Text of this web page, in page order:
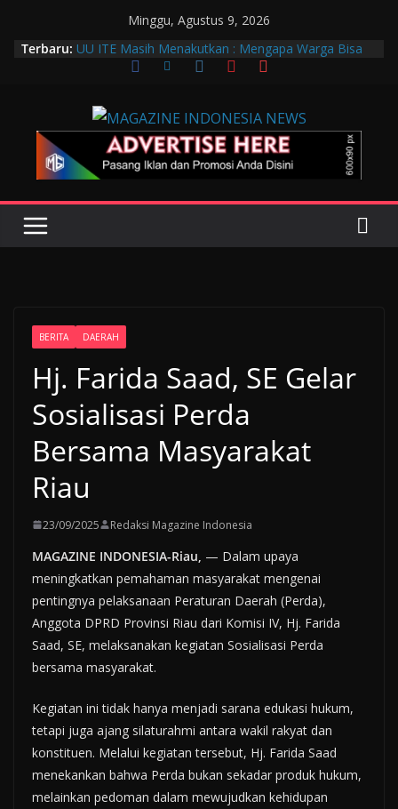
Minggu, Agustus 9, 2026
Terbaru: UU ITE Masih Menakutkan : Mengapa Warga Bisa
Dipidana Hanya karena Bicara?
Momentum Penguatan Profesi dan Transformasi
Digital
Wakil Wali Kota Bandung Hadiri Muscab VIII PTGMI
Kota Bandung, Dorong Penguatan Kompetensi
Terapis Gigi dan Mulut
Tenaga Teknologi Laboratorium Medik
Sebenarnya Sedang Melindungi Siapa?
BERITA DAERAH
Hj. Farida Saad, SE Gelar
Sosialisasi Perda
Bersama Masyarakat
Riau
23/09/2025 Redaksi Magazine Indonesia
MAGAZINE INDONESIA-Riau, — Dalam upaya
meningkatkan pemahaman masyarakat mengenai
pentingnya pelaksanaan Peraturan Daerah (Perda),
Anggota DPRD Provinsi Riau dari Komisi IV, Hj. Farida
Saad, SE, melaksanakan kegiatan Sosialisasi Perda
bersama masyarakat.
Kegiatan ini tidak hanya menjadi sarana edukasi hukum,
tetapi juga ajang silaturahmi antara wakil rakyat dan
konstituen. Melalui kegiatan tersebut, Hj. Farida Saad
menekankan bahwa Perda bukan sekadar produk hukum,
melainkan pedoman dalam mewujudkan kehidupan